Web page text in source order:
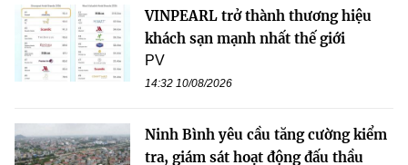
VINPEARL trở thành thương hiệu
khách sạn mạnh nhất thế giới
PV
14:32 10/08/2026
Ninh Bình yêu cầu tăng cường kiểm
tra, giám sát hoạt động đấu thầu